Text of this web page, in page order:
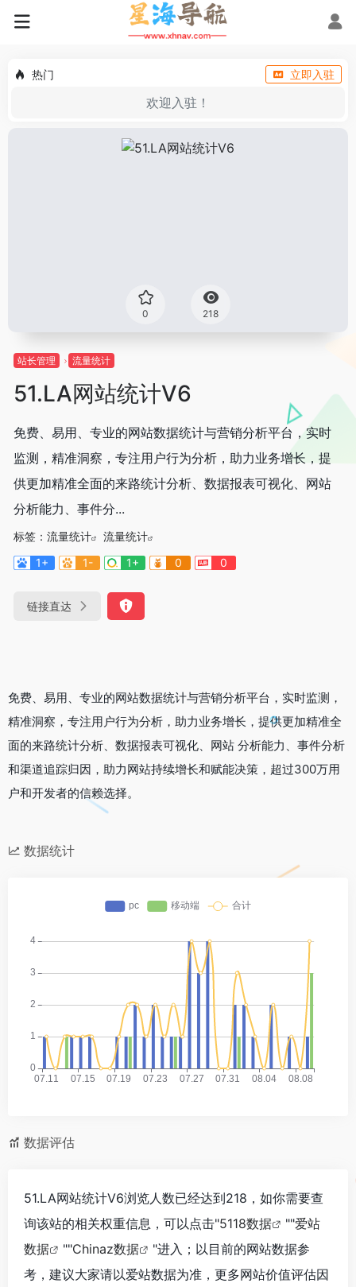
热门 立即入驻
欢迎入驻！
0 218
站长管理 流量统计
51.LA网站统计V6
免费、易用、专业的网站数据统计与营销分析平台，实时
监测，精准洞察，专注用户行为分析，助力业务增长，提
供更加精准全面的来路统计分析、数据报表可视化、网站
分析能力、事件分...
标签： 流量统计
流量统计
1+
1- 1+ 0 0
链接直达
免费、易用、专业的网站数据统计与营销分析平台，实时监测，
精准洞察，专注用户行为分析，助力业务增长，提供更加精准全
面的来路统计分析、数据报表可视化、网站 分析能力、事件分析
和渠道追踪归因，助力网站持续增长和赋能决策，超过300万用
户和开发者的信赖选择。
数据统计
数据评估
51.LA网站统计V6浏览人数已经达到218，如你需要查
询该站的相关权重信息，可以点击"5118数据 ""爱站
数据
""Chinaz数据
"进入；以目前的网站数据参
考，建议大家请以爱站数据为准，更多网站价值评估因